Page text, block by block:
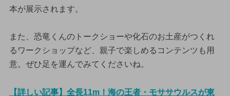
本が展示されます。
また、恐竜くんのトークショーや化石のお土産がつくれ
るワークショップなど、親子で楽しめるコンテンツも用
意。ぜひ足を運んでみてくださいね。
【詳しい記事】全長11m！海の王者・モササウルスが東